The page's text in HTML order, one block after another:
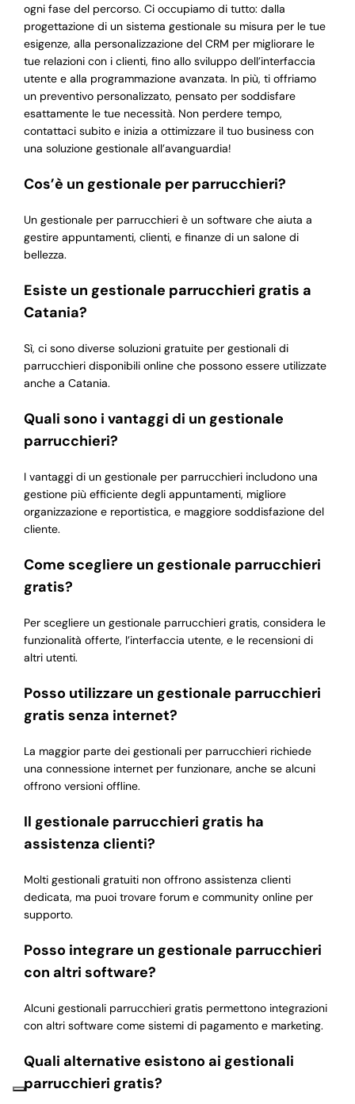
ogni fase del percorso. Ci occupiamo di tutto: dalla
progettazione di un sistema gestionale su misura per le tue
esigenze, alla personalizzazione del CRM per migliorare le
tue relazioni con i clienti, fino allo sviluppo dell’interfaccia
utente e alla programmazione avanzata. In più, ti offriamo
un preventivo personalizzato, pensato per soddisfare
esattamente le tue necessità. Non perdere tempo,
contattaci subito e inizia a ottimizzare il tuo business con
una soluzione gestionale all’avanguardia!
Cos’è un gestionale per parrucchieri?
Un gestionale per parrucchieri è un software che aiuta a
gestire appuntamenti, clienti, e finanze di un salone di
bellezza.
Esiste un gestionale parrucchieri gratis a
Catania?
Sì, ci sono diverse soluzioni gratuite per gestionali di
parrucchieri disponibili online che possono essere utilizzate
anche a Catania.
Quali sono i vantaggi di un gestionale
parrucchieri?
I vantaggi di un gestionale per parrucchieri includono una
gestione più efficiente degli appuntamenti, migliore
organizzazione e reportistica, e maggiore soddisfazione del
cliente.
Come scegliere un gestionale parrucchieri
gratis?
Per scegliere un gestionale parrucchieri gratis, considera le
funzionalità offerte, l’interfaccia utente, e le recensioni di
altri utenti.
Posso utilizzare un gestionale parrucchieri
gratis senza internet?
La maggior parte dei gestionali per parrucchieri richiede
una connessione internet per funzionare, anche se alcuni
offrono versioni offline.
Il gestionale parrucchieri gratis ha
assistenza clienti?
Molti gestionali gratuiti non offrono assistenza clienti
dedicata, ma puoi trovare forum e community online per
supporto.
Posso integrare un gestionale parrucchieri
con altri software?
Alcuni gestionali parrucchieri gratis permettono integrazioni
con altri software come sistemi di pagamento e marketing.
Quali alternative esistono ai gestionali
parrucchieri gratis?